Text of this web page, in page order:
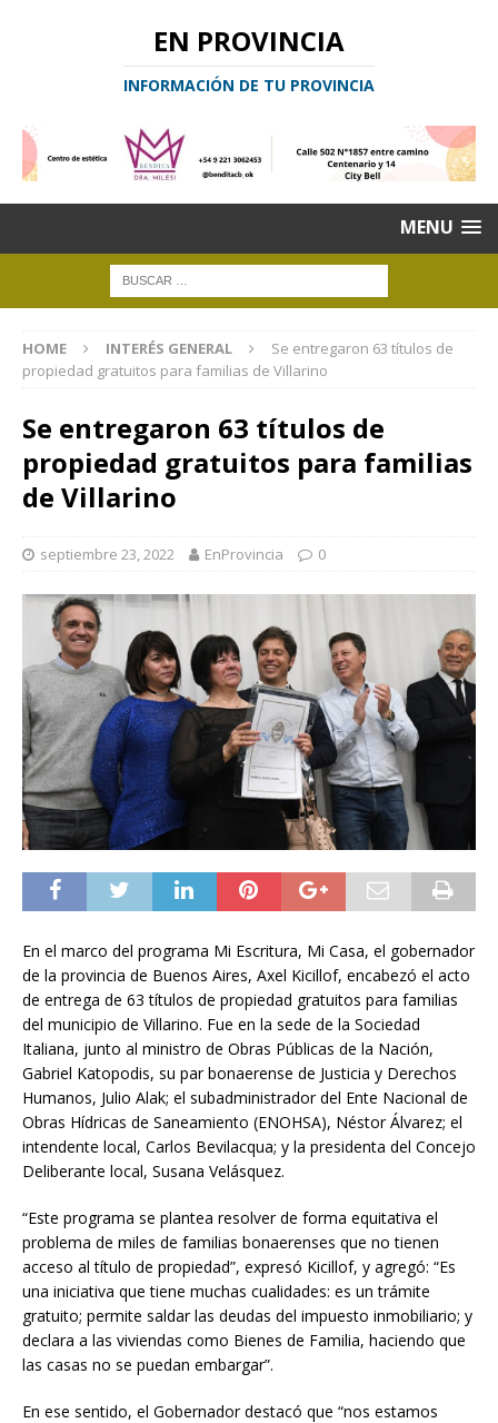
EN PROVINCIA
INFORMACIÓN DE TU PROVINCIA
MENU
HOME INTERÉS GENERAL
Se entregaron 63 títulos de
propiedad gratuitos para familias de Villarino
Se entregaron 63 títulos de
propiedad gratuitos para familias
de Villarino
septiembre 23, 2022 EnProvincia 0
En el marco del programa Mi Escritura, Mi Casa, el gobernador
de la provincia de Buenos Aires, Axel Kicillof, encabezó el acto
de entrega de 63 títulos de propiedad gratuitos para familias
del municipio de Villarino. Fue en la sede de la Sociedad
Italiana, junto al ministro de Obras Públicas de la Nación,
Gabriel Katopodis, su par bonaerense de Justicia y Derechos
Humanos, Julio Alak; el subadministrador del Ente Nacional de
Obras Hídricas de Saneamiento (ENOHSA), Néstor Álvarez; el
intendente local, Carlos Bevilacqua; y la presidenta del Concejo
Deliberante local, Susana Velásquez.
“Este programa se plantea resolver de forma equitativa el
problema de miles de familias bonaerenses que no tienen
acceso al título de propiedad”, expresó Kicillof, y agregó: “Es
una iniciativa que tiene muchas cualidades: es un trámite
gratuito; permite saldar las deudas del impuesto inmobiliario; y
declara a las viviendas como Bienes de Familia, haciendo que
las casas no se puedan embargar”.
En ese sentido, el Gobernador destacó que “nos estamos